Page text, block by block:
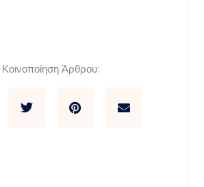
Κοινοποίηση Άρθρου: